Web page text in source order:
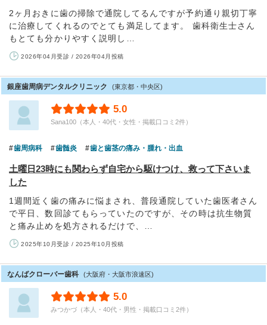
2ヶ月おきに歯の掃除で通院してるんですが予約通り親切丁寧
に治療してくれるのでとても満足してます。 歯科衛生士さん
もとても分かりやすく説明し…
2026年04月受診 / 2026年04月投稿
銀座歯周病デンタルクリニック (東京都・中央区)
5.0
Sana100（本人・40代・女性・掲載口コミ2件）
歯周病科 歯髄炎 歯と歯茎の痛み・腫れ・出血
土曜日23時にも関わらず自宅から駆けつけ、救って下さいま
した
1週間近く歯の痛みに悩まされ、普段通院していた歯医者さん
で平日、数回診てもらっていたのですが、その時は抗生物質
と痛み止めを処方されるだけで、…
2025年10月受診 / 2025年10月投稿
なんばクローバー歯科 (大阪府・大阪市浪速区)
5.0
みつかづ（本人・40代・男性・掲載口コミ2件）